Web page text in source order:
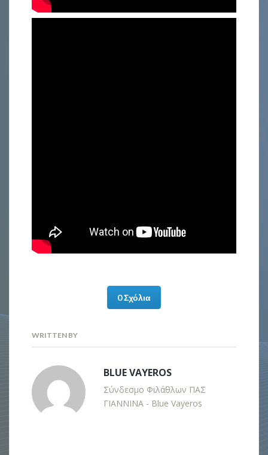
0 Σχόλια
WRITTEN BY
BLUE VAYEROS
Σύνδεσμο Φιλάθλων ΠΑΣ
ΓΙΑΝΝΙΝΑ - Blue Vayeros